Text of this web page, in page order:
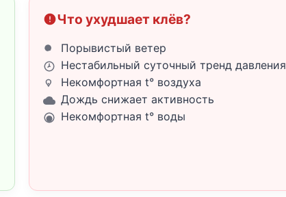
Что ухудшает клёв?
Порывистый ветер
Нестабильный суточный тренд давления
Некомфортная t° воздуха
Дождь снижает активность
Некомфортная t° воды